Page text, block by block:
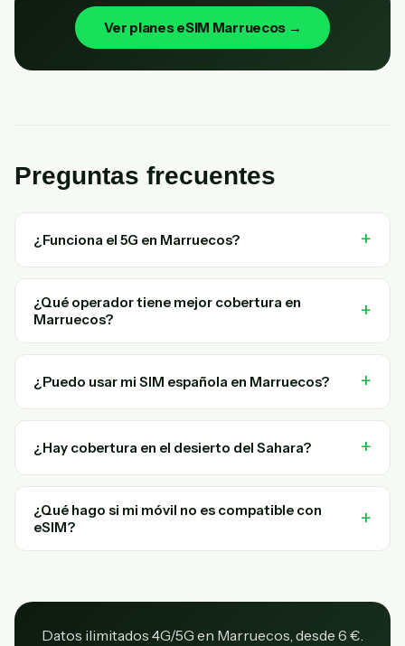
Ver planes eSIM Marruecos →
Preguntas frecuentes
¿Funciona el 5G en Marruecos?
¿Qué operador tiene mejor cobertura en
Marruecos?
¿Puedo usar mi SIM española en Marruecos?
¿Hay cobertura en el desierto del Sahara?
¿Qué hago si mi móvil no es compatible con
eSIM?
Datos ilimitados 4G/5G en Marruecos, desde 6 €.